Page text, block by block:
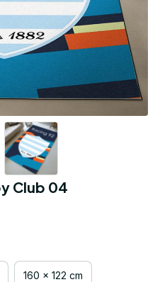
Club 04
160 x 122 cm